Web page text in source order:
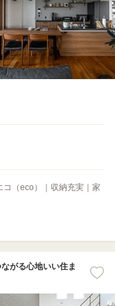
（eco）｜収納充実｜家
がる心地いい住ま